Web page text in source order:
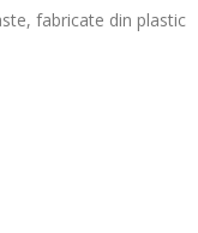
fabricate din plastic